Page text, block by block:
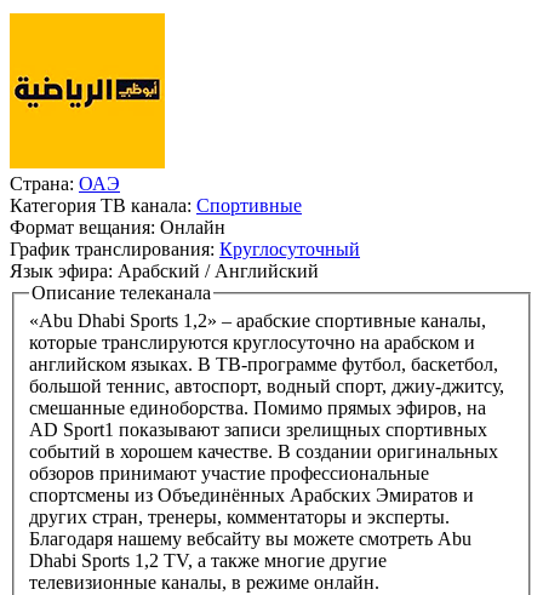
Страна: ОАЭ
Категория ТВ канала: Спортивные
Формат вещания: Онлайн
График транслирования: Круглосуточный
Язык эфира: Арабский / Английский
Описание телеканала
«Abu Dhabi Sports 1,2» – арабские спортивные каналы,
которые транслируются круглосуточно на арабском и
английском языках. В ТВ-программе футбол, баскетбол,
большой теннис, автоспорт, водный спорт, джиу-джитсу,
смешанные единоборства. Помимо прямых эфиров, на
AD Sport1 показывают записи зрелищных спортивных
событий в хорошем качестве. В создании оригинальных
обзоров принимают участие профессиональные
спортсмены из Объединённых Арабских Эмиратов и
других стран, тренеры, комментаторы и эксперты.
Благодаря нашему вебсайту вы можете смотреть Abu
Dhabi Sports 1,2 TV, а также многие другие
телевизионные каналы, в режиме онлайн.